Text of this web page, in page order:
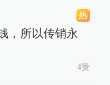
，所以传销永
4赞